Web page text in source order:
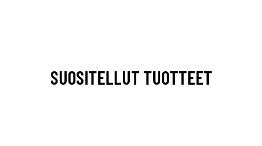
SUOSITELLUT TUOTTEET